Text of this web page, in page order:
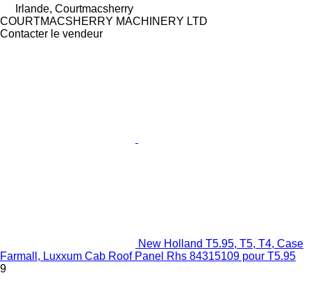
Irlande, Courtmacsherry
COURTMACSHERRY MACHINERY LTD
Contacter le vendeur
New Holland T5.95, T5, T4, Case
Farmall, Luxxum Cab Roof Panel Rhs 84315109 pour T5.95
9